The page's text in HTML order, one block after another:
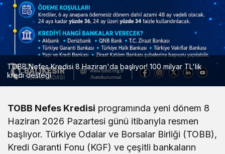
TOBB Nefes Kredisi 8 Haziran'da başlıyor! 100 milyar TL'lik
kredi desteği
TOBB Nefes Kredisi programında yeni dönem 8
Haziran 2026 Pazartesi günü itibarıyla resmen
başlıyor. Türkiye Odalar ve Borsalar Birliği (TOBB),
Kredi Garanti Fonu (KGF) ve çeşitli bankaların